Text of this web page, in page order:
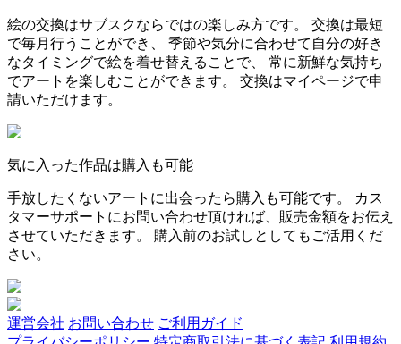
絵の交換はサブスクならではの楽しみ方です。 交換は最短
で毎月行うことができ、 季節や気分に合わせて自分の好き
なタイミングで絵を着せ替えることで、 常に新鮮な気持ち
でアートを楽しむことができます。 交換はマイページで申
請いただけます。
気に入った作品は購入も可能
手放したくないアートに出会ったら購入も可能です。 カス
タマーサポートにお問い合わせ頂ければ、販売金額をお伝え
させていただきます。 購入前のお試しとしてもご活用くだ
さい。
運営会社 お問い合わせ ご利用ガイド